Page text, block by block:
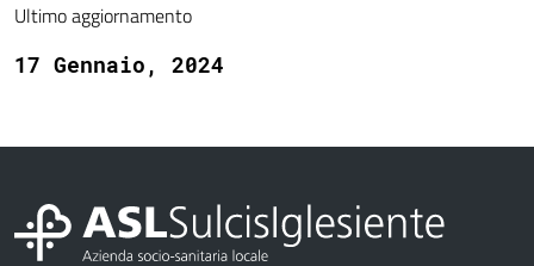
Ultimo aggiornamento
17 Gennaio, 2024